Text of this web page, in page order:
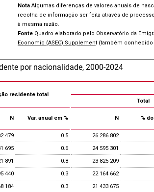
Nota Algumas diferenças de valores anuais de
recolha de informação ser feita através de
à mesma razão.
Fonte Quadro elaborado pelo Observatório da
Economic (ASEC) Supplement (também
por nacionalidade, 2000-2024
residente total
Total
N Var. anual em % N %
479 0.5
26 286 802
695 0.6
24 595 301
891 0.8
23 825 209
440 0.3
22 164 662
184 0.3
21 433 675